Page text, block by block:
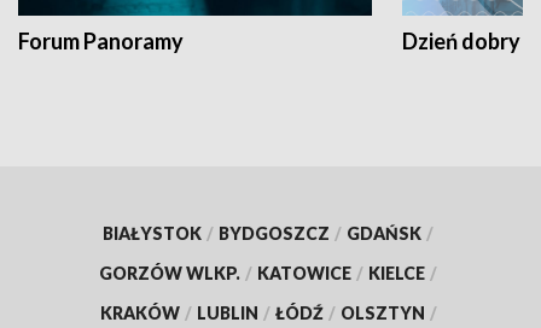
Forum Panoramy Dzień dobry
BIAŁYSTOK / BYDGOSZCZ / GDAŃSK /
GORZÓW WLKP. / KATOWICE / KIELCE /
KRAKÓW / LUBLIN / ŁÓDŹ / OLSZTYN /